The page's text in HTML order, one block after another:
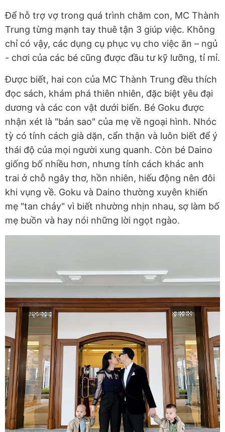
Để hỗ trợ vợ trong quá trình chăm con, MC Thành
Trung từng mạnh tay thuê tận 3 giúp việc. Không
chỉ có vậy, các dụng cụ phục vụ cho việc ăn – ngủ
- chơi của các bé cũng được đầu tư kỹ lưỡng, tỉ mỉ.
Được biết, hai con của MC Thành Trung đều thích
đọc sách, khám phá thiên nhiên, đặc biệt yêu đại
dương và các con vật dưới biển. Bé Goku được
nhận xét là "bản sao" của mẹ về ngoại hình. Nhóc
tỳ có tính cách già dặn, cẩn thận và luôn biết để ý
thái độ của mọi người xung quanh. Còn bé Daino
giống bố nhiều hơn, nhưng tính cách khác anh
trai ở chỗ ngây thơ, hồn nhiên, hiếu động nên đôi
khi vụng về. Goku và Daino thường xuyên khiến
mẹ "tan chảy" vì biết nhường nhịn nhau, sợ làm bố
mẹ buồn và hay nói những lời ngọt ngào.